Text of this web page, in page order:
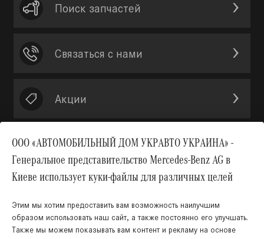
ООО «АВТОМОБИЛЬНЫЙ ДОМ УКРАВТО УКРАИНА» -
Генеральное представительство Mercedes-Benz AG в
Киеве использует куки-файлы для различных целей
Этим мы хотим предоставить вам возможность наилучшим
образом использовать наш сайт, а также постоянно его улучшать.
Также мы можем показывать вам контент и рекламу на основе
Поиск запчастей
Связаться с нами
Акции